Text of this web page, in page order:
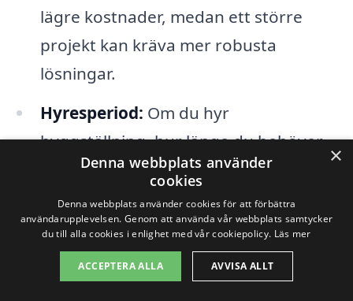
lägre kostnader, medan ett större
projekt kan kräva mer robusta
lösningar.
Hyresperiod: Om du hyr
byggställning, hur länge du behöver
den kommer att påverka priset.
Längre hyresperioder kan ofta ge
rabatter, medan kortare perioder kan
ha högre dagliga avgifter.
×
Denna webbplats använder
cookies
Denna webbplats använder cookies för att förbättra
användarupplevelsen. Genom att använda vår webbplats samtycker
du till alla cookies i enlighet med vår cookiepolicy. Läs mer
ACCEPTERA ALLA AVVISA ALLT